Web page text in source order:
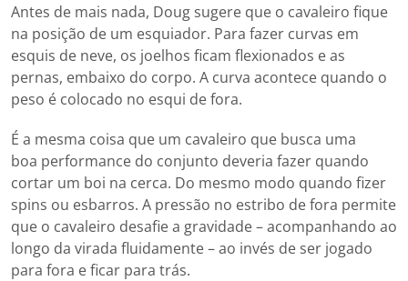
Antes de mais nada, Doug sugere que o cavaleiro fique
na posição de um esquiador. Para fazer curvas em
esquis de neve, os joelhos ficam flexionados e as
pernas, embaixo do corpo. A curva acontece quando o
peso é colocado no esqui de fora.
É a mesma coisa que um cavaleiro que busca uma
boa performance do conjunto deveria fazer quando
cortar um boi na cerca. Do mesmo modo quando fizer
spins ou esbarros. A pressão no estribo de fora permite
que o cavaleiro desafie a gravidade – acompanhando ao
longo da virada fluidamente – ao invés de ser jogado
para fora e ficar para trás.